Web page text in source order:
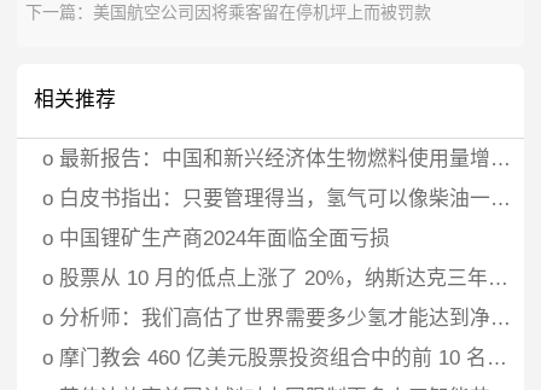
下一篇： 美国航空公司因将乘客留在停机坪上而被罚款
相关推荐
o 最新报告：中国和新兴经济体生物燃料使用量增加推动了其增长
o 白皮书指出：只要管理得当，氢气可以像柴油一样普及
o 中国锂矿生产商2024年面临全面亏损
o 股票从 10 月的低点上涨了 20%，纳斯达克三年来首次进入牛市
o 分析师：我们高估了世界需要多少氢才能达到净零排放
o 摩门教会 460 亿美元股票投资组合中的前 10 名持股